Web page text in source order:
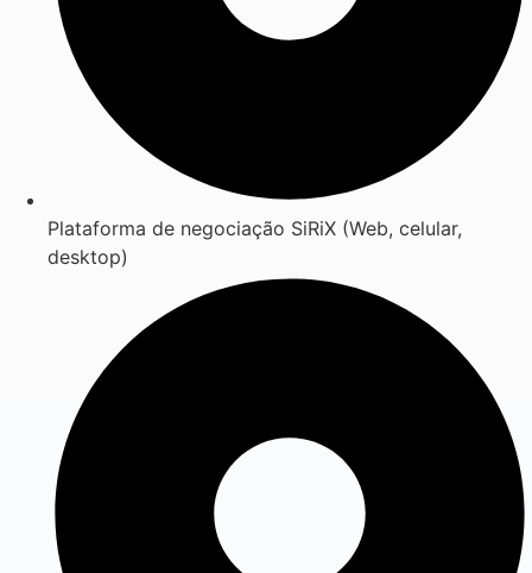
Plataforma de negociação SiRiX (Web, celular,
desktop)